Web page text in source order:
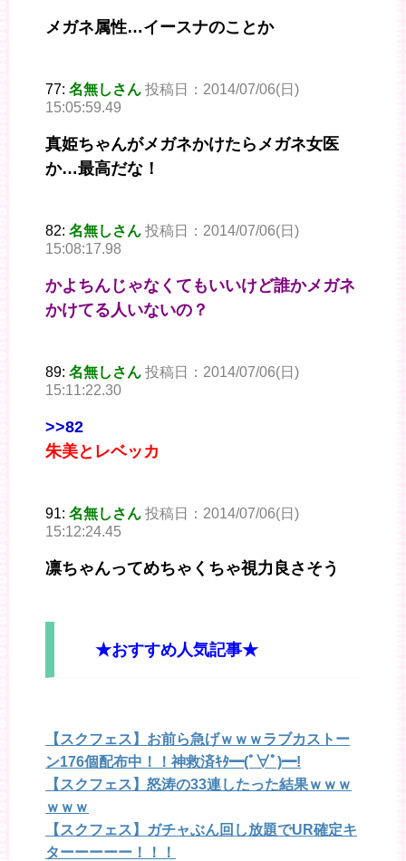
メガネ属性…イースナのことか
77: 名無しさん 投稿日：2014/07/06(日)
15:05:59.49
真姫ちゃんがメガネかけたらメガネ女医
か…最高だな！
82: 名無しさん 投稿日：2014/07/06(日)
15:08:17.98
かよちんじゃなくてもいいけど誰かメガネ
かけてる人いないの？
89: 名無しさん 投稿日：2014/07/06(日)
15:11:22.30
>>82
朱美とレベッカ
91: 名無しさん 投稿日：2014/07/06(日)
15:12:24.45
凛ちゃんってめちゃくちゃ視力良さそう
★おすすめ人気記事★
【スクフェス】お前ら急げｗｗｗラブカストー
ン176個配布中！！神救済ｷﾀ━(ﾟ∀ﾟ)━!
【スクフェス】怒涛の33連したった結果ｗｗｗ
ｗｗｗ
【スクフェス】ガチャぶん回し放題でUR確定キ
ターーーーー！！！